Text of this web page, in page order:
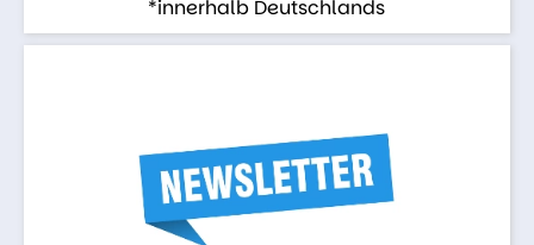
*innerhalb Deutschlands